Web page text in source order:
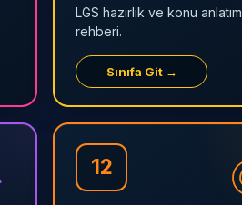
LGS hazırlık ve konu anlatım
rehberi.
Sınıfa Git →
12